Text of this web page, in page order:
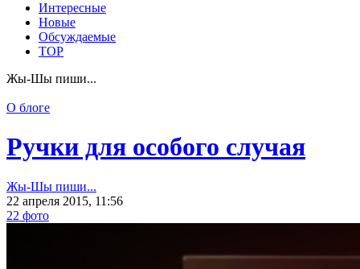
Интересные
Новые
Обсуждаемые
TOP
Жы-Шы пиши...
О блоге
Ручки для особого случая
Жы-Шы пиши...
22 апреля 2015, 11:56
22 фото